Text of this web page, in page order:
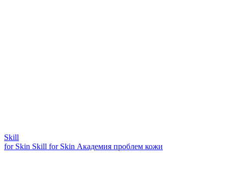
Skill
for Skin Skill for Skin Академия проблем кожи